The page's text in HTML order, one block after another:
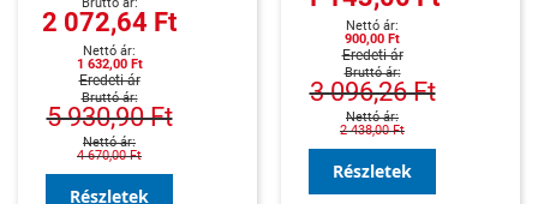
2 072,64 Ft
1 632,00 Ft
Eredeti ár
5 930,90 Ft
4 670,00 Ft
Részletek
900,00 Ft
Eredeti ár
3 096,26 Ft
2 438,00 Ft
Részletek